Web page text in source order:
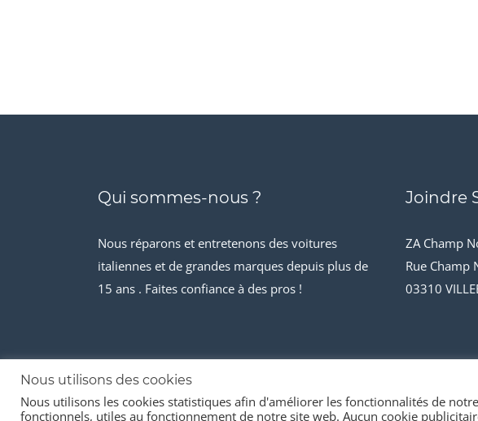
Qui sommes-nous ?
Nous réparons et entretenons des voitures
italiennes et de grandes marques depuis plus de
15 ans . Faites confiance à des pros !
Joindre
ZA Champ
Rue Champ
03310
© 2026 Stock-it automobiles
Nous utilisons des cookies
Nous utilisons les cookies statistiques afin d'améliorer les fonctionnalités de
fonctionnels, utiles au fonctionnement de notre site web. Aucun cookie